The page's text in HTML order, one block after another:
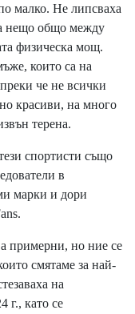
малко. Не липсваха
нещо общо между
физическа мощ.
които са на
че не всички
красиви, на много
терена.
спортисти също
в
марки и дори
примерни, но ние се
смятаме за най-
на
г., като се